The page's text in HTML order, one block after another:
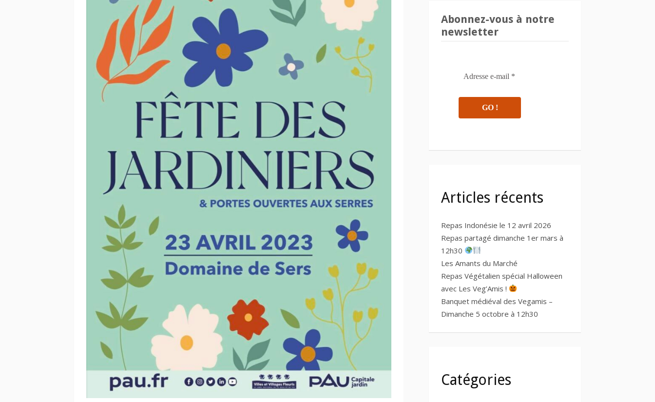
Abonnez-vous à notre
newsletter
Articles récents
Repas Indonésie le 12 avril 2026
Repas partagé dimanche 1er mars à
12h30
Les Amants du Marché
Repas Végétalien spécial Halloween
avec Les Veg’Amis !
Banquet médiéval des Vegamis –
Dimanche 5 octobre à 12h30
Catégories